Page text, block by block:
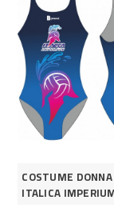
COSTUME
ITALICA